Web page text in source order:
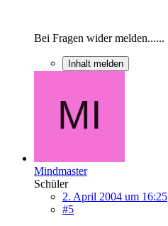
Bei Fragen wider melden......
Inhalt melden
Mindmaster
Schüler
2. April 2004 um 16:25
#5